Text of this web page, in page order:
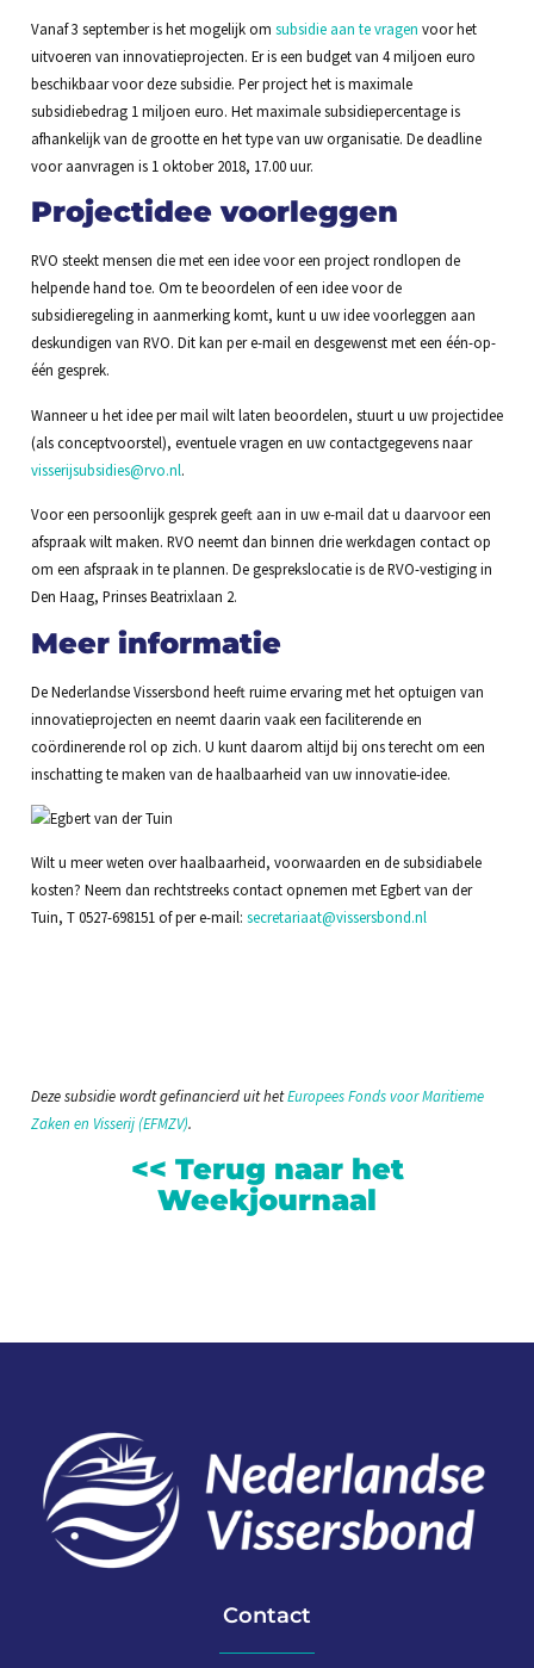
Vanaf 3 september is het mogelijk om subsidie aan te vragen voor het
uitvoeren van innovatieprojecten. Er is een budget van 4 miljoen euro
beschikbaar voor deze subsidie. Per project het is maximale
subsidiebedrag 1 miljoen euro. Het maximale subsidiepercentage is
afhankelijk van de grootte en het type van uw organisatie. De deadline
voor aanvragen is 1 oktober 2018, 17.00 uur.
Projectidee voorleggen
RVO steekt mensen die met een idee voor een project rondlopen de
helpende hand toe. Om te beoordelen of een idee voor de
subsidieregeling in aanmerking komt, kunt u uw idee voorleggen aan
deskundigen van RVO. Dit kan per e-mail en desgewenst met een één-op-
één gesprek.
Wanneer u het idee per mail wilt laten beoordelen, stuurt u uw projectidee
(als conceptvoorstel), eventuele vragen en uw contactgegevens naar
visserijsubsidies@rvo.nl.
Voor een persoonlijk gesprek geeft aan in uw e-mail dat u daarvoor een
afspraak wilt maken. RVO neemt dan binnen drie werkdagen contact op
om een afspraak in te plannen. De gesprekslocatie is de RVO-vestiging in
Den Haag, Prinses Beatrixlaan 2.
Meer informatie
De Nederlandse Vissersbond heeft ruime ervaring met het optuigen van
innovatieprojecten en neemt daarin vaak een faciliterende en
coördinerende rol op zich. U kunt daarom altijd bij ons terecht om een
inschatting te maken van de haalbaarheid van uw innovatie-idee.
Wilt u meer weten over haalbaarheid, voorwaarden en de subsidiabele
kosten? Neem dan rechtstreeks contact opnemen met Egbert van der
Tuin, T 0527-698151 of per e-mail: secretariaat@vissersbond.nl
Deze subsidie wordt gefinancierd uit hetEuropees Fonds voor Maritieme
Zaken en Visserij (EFMZV).
<< Terug naar het
Weekjournaal
Contact